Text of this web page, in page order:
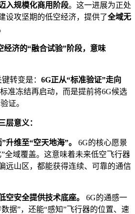
入规模化商用阶段。这一进展为正处
设攻坚期的低空经济，提供了全域无
经济的“融合试验”阶段，意味
转变是： 6G正从“标准验证”走向
准冻结再启动，而是提前将6G候选
证。
层意义：
升维至“空天地海”。
6G的核心愿景
全域覆盖。这意味着未来低空飞行器
远山区，都能获得连续、可靠的通信
空安全提供技术底座。
6G的通感一
据”，还能“感知”飞行器的位置、速